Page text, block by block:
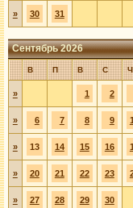
» 30 31
Сентябрь 2026
В П В С Ч
» 1 2
» 6 7 8 9
» 13 14 15 16
» 20 21 22 23
» 27 28 29 30